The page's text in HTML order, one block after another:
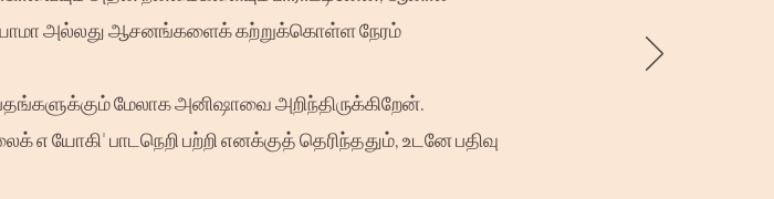
அல்லது ஆசனங்களைக் கற்றுக்கொள்ள நேரம்
மேலாக அனிஷாவை அறிந்திருக்கிறேன்.
எ யோகி' பாடநெறி பற்றி எனக்குத் தெரிந்ததும், உடனே பதிவு